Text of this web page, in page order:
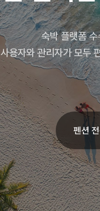
숙박 플랫폼
사용자와 관리자가 모두
펜션